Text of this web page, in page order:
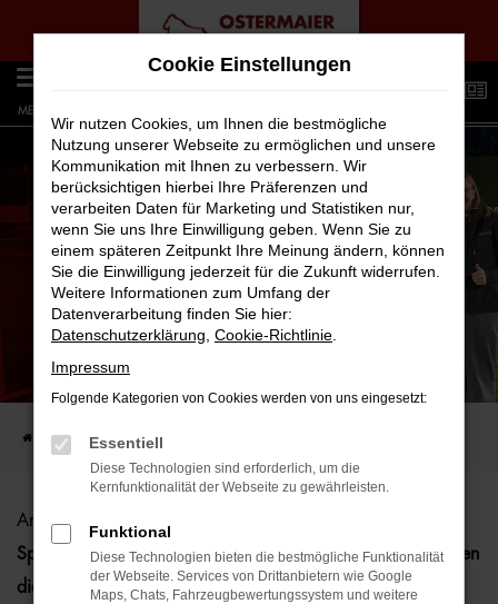
Zum
Hauptinhalt
springen
MENÜ
SPIDERS X OSTERMAIER -
SPONSOR OF THE MATCH
Startseite AUTO-FAMILIE
Am Samstag, den 6. September, waren wir stolzer
Spieltagsponsorbeim Heimspiel derStraubing Spiders gegen
die Düsseldorf Panther . Schon beim Einlass haben wir die
Cookie Einstellungen
Wir nutzen Cookies, um Ihnen die bestmögliche
Nutzung unserer Webseite zu ermöglichen und unsere
Kommunikation mit Ihnen zu verbessern. Wir
berücksichtigen hierbei Ihre Präferenzen und
verarbeiten Daten für Marketing und Statistiken nur,
wenn Sie uns Ihre Einwilligung geben. Wenn Sie zu
einem späteren Zeitpunkt Ihre Meinung ändern, können
Sie die Einwilligung jederzeit für die Zukunft widerrufen.
Weitere Informationen zum Umfang der
Datenverarbeitung finden Sie hier:
Datenschutzerklärung Cookie-Richtlinie
Impressum
Folgende Kategorien von Cookies werden von uns eingesetzt:
Essentiell
Diese Technologien sind erforderlich, um die
Kernfunktionalität der Webseite zu gewährleisten.
Funktional
Diese Technologien bieten die bestmögliche Funktionalität
der Webseite. Services von Drittanbietern wie Google
Maps, Chats, Fahrzeugbewertungssystem und weitere